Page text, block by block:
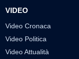
VIDEO
Video Cronaca
Video Politica
Video Attualità